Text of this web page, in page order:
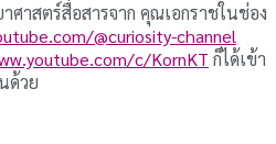
ศาสตร์สื่อสารจาก คุณเอกราชในช่อง
@curiosity-channel
c/KornKT ก็ได้เข้า
ด้วย